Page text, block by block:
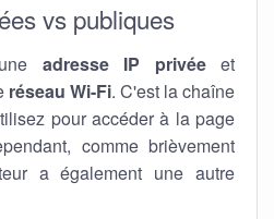
vs publiques
adresse IP privéeet
réseau Wi-Fi. C'est la chaîne
pour accéder à la page
comme brièvement
a également une autre